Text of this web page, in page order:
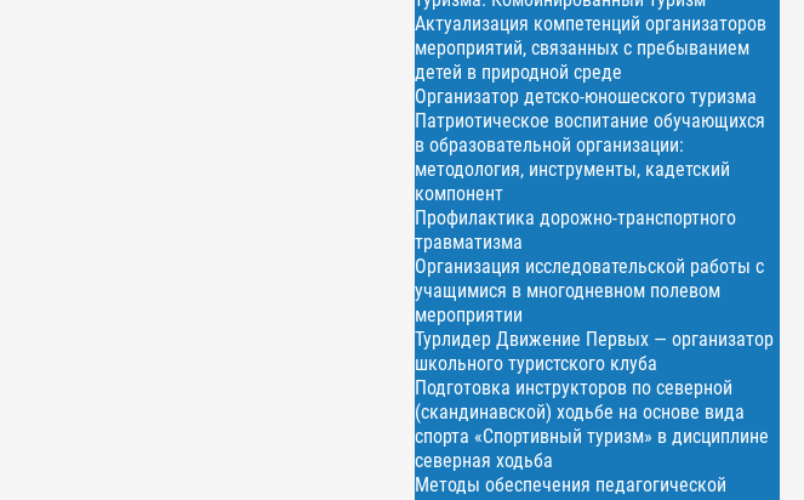
Актуализация компетенций организаторов
мероприятий, связанных с пребыванием
детей в природной среде
Организатор детско-юношеского туризма
Патриотическое воспитание обучающихся
в образовательной организации:
методология, инструменты, кадетский
компонент
Профилактика дорожно-транспортного
травматизма
Организация исследовательской работы с
учащимися в многодневном полевом
мероприятии
Турлидер Движение Первых — организатор
школьного туристского клуба
Подготовка инструкторов по северной
(скандинавской) ходьбе на основе вида
спорта «Спортивный туризм» в дисциплине
северная ходьба
Методы обеспечения педагогической